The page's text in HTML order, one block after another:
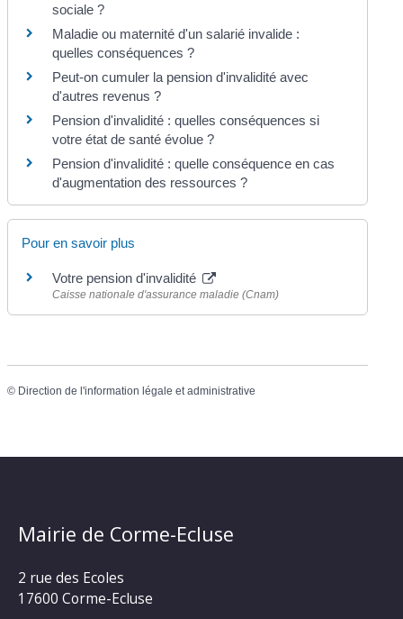
sociale ?
Maladie ou maternité d'un salarié invalide :
quelles conséquences ?
Peut-on cumuler la pension d'invalidité avec
d'autres revenus ?
Pension d'invalidité : quelles conséquences si
votre état de santé évolue ?
Pension d'invalidité : quelle conséquence en cas
d'augmentation des ressources ?
Pour en savoir plus
Votre pension d'invalidité
Caisse nationale d'assurance maladie (Cnam)
© Direction de l'information légale et administrative
Mairie de Corme-Ecluse
2 rue des Ecoles
17600 Corme-Ecluse